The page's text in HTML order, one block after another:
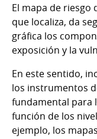
El mapa de
que localiza, da
gráfica los
exposición y la
En este sentido,
los instrumentos
fundamental para
función de los
ejemplo, los